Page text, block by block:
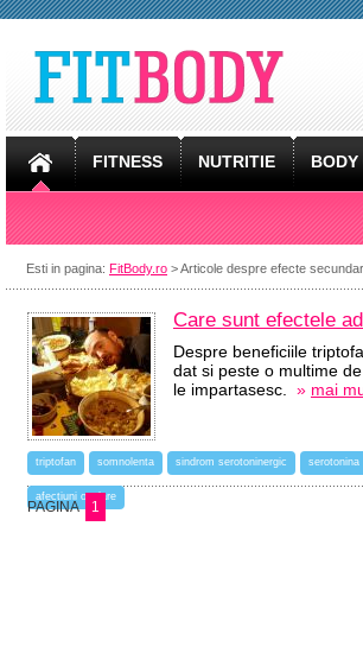
FITNESS NUTRITIE BODY
Esti in pagina: FitBody.ro > Articole despre efecte
Care sunt efectele
Despre beneficiile
dat si peste o multime
le impartasesc. » mai
triptofan somnolenta sindrom serotoninergic serotonina
afectiuni oculare
PAGINA 1